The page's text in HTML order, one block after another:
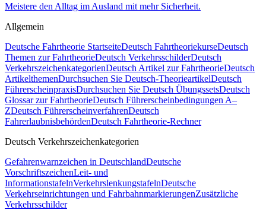
Meistere den Alltag im Ausland mit mehr Sicherheit.
Allgemein
Deutsche Fahrtheorie StartseiteDeutsch FahrtheoriekurseDeutsch
Themen zur FahrtheorieDeutsch VerkehrsschilderDeutsch
VerkehrszeichenkategorienDeutsch Artikel zur FahrtheorieDeutsch
ArtikelthemenDurchsuchen Sie Deutsch-TheorieartikelDeutsch
FührerscheinpraxisDurchsuchen Sie Deutsch ÜbungssetsDeutsch
Glossar zur FahrtheorieDeutsch Führerscheinbedingungen A–
ZDeutsch FührerscheinverfahrenDeutsch
FahrerlaubnisbehördenDeutsch Fahrtheorie-Rechner
Deutsch Verkehrszeichenkategorien
Gefahrenwarnzeichen in DeutschlandDeutsche
VorschriftszeichenLeit- und
InformationstafelnVerkehrslenkungstafelnDeutsche
Verkehrseinrichtungen und FahrbahnmarkierungenZusätzliche
Verkehrsschilder